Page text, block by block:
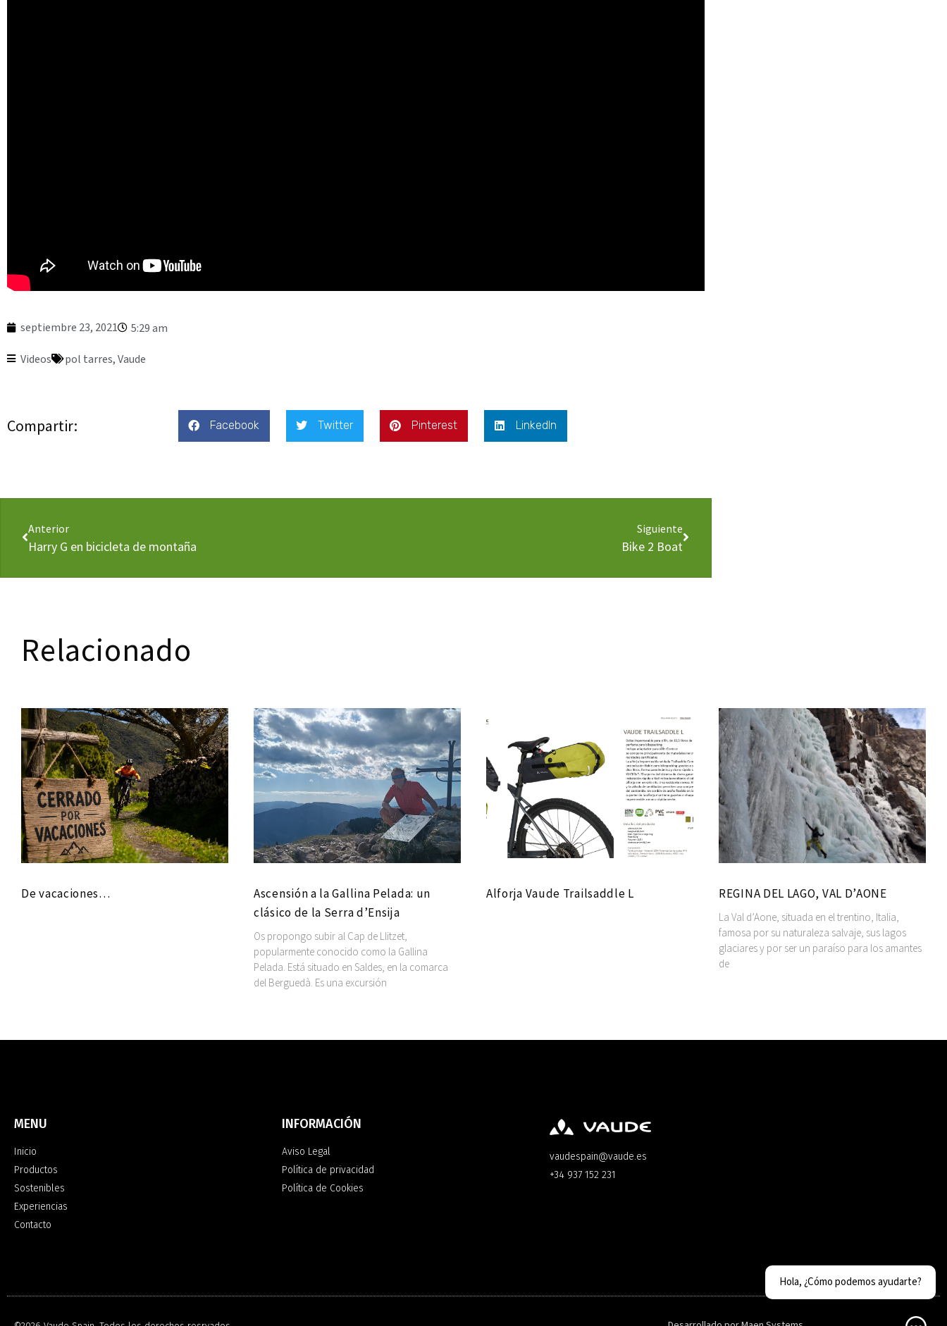
septiembre 23, 2021 5:29 am
Videos pol tarres, Vaude
Compartir: Facebook Twitter Pinterest LinkedIn
Anterior
Harry G en bicicleta de montaña
Siguiente
Bike 2 Boat
Relacionado
De vacaciones…
Ascensión a la Gallina Pelada: un
clásico de la Serra d’Ensija
Os propongo subir al Cap de Llitzet,
popularmente conocido como la Gallina
Pelada. Está situado en Saldes, en la comarca
del Berguedà. Es una excursión
Alforja Vaude Trailsaddle L REGINA DEL LAGO, VAL D’AONE
La Val d’Aone, situada en el trentino, Italia,
famosa por su naturaleza salvaje, sus lagos
glaciares y por ser un paraíso para los amantes
de
MENU
Inicio
Productos
Sostenibles
Experiencias
Contacto
INFORMACIÓN
Aviso Legal
Política de privacidad
Política de Cookies
vaudespain@vaude.es
+34 937 152 231
Hola, ¿Cómo podemos ayudarte?